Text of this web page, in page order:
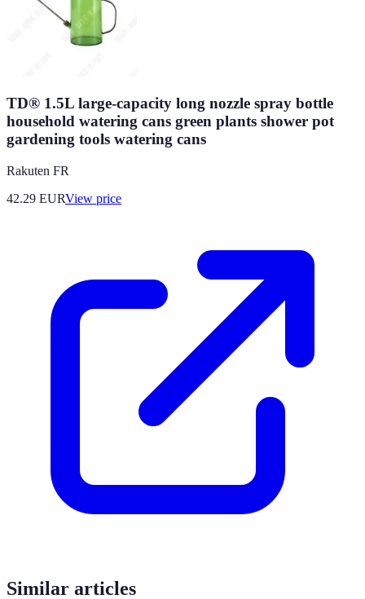
TD® 1.5L large-capacity long nozzle spray bottle
household watering cans green plants shower pot
gardening tools watering cans
Rakuten FR
42.29 EURView price
Similar articles